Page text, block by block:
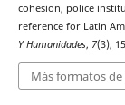
cohesion, police
reference for Latin
Y Humanidades, 7(3),
Más formatos de